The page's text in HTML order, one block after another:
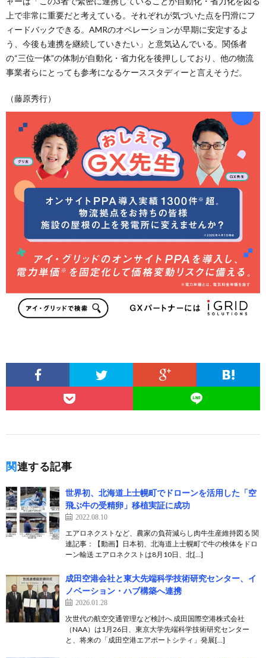
上で非常に重要だと考えている。それぞれが気づいた点を円滑にフ
ィードバックできる。AMRのオペレーションが早期に安定するよ
う、今後も連携を継続していきたい」と意気込んでいる。関係者
の“三位一体”の体制が自動化・省力化を後押ししており、他の物流
事業者らにとっても参考になるケーススタディーと言えそうだ。
（藤原秀行）
関連する記事
世界初、北海道上士幌町でドローンを活用した「空
飛ぶ牛の受精卵」移植実証に成功
2022.08.10
エアロネクストなど、農家の負荷減らし肉牛生産維持図る 関
連記事：【動画】日本初、北海道上士幌町で牛の検体をドロ
ーン輸送 エアロネクストは8月10日、北[…]
成田空港会社と東大先端科学技術研究センター、イ
ノベーション・ハブ構築へ連携
2026.01.28
次世代の航空交通管理など検討へ 成田国際空港株式会社
（NAA）は1月26日、東京大学先端科学技術研究センター
と、将来の「成田空港エアポートシティ」発展[…]